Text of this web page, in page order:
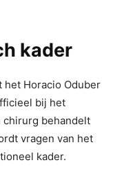
kader
het Horacio Oduber
bij het
chirurg behandelt
vragen van het
kader.